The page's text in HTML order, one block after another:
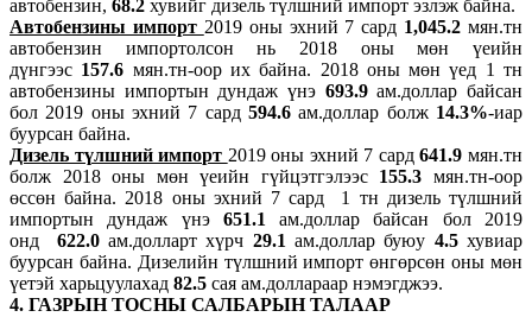
автобензин, 68.2 хувийг дизель түлшний импорт эзлэж байна.
Автобензины импорт 2019 оны эхний 7 сард 1,045.2 мян.тн
автобензин импортолсон нь 2018 оны мөн үеийн
дүнгээс 157.6 мян.тн-оор их байна. 2018 оны мөн үед 1 тн
автобензины импортын дундаж үнэ 693.9ам.доллар байсан
бол 2019 оны эхний 7 сард 594.6ам.доллар болж 14.3%-иар
буурсан байна.
Дизель түлшний импорт 2019 оны эхний 7 сард641.9мян.тн
болж 2018 оны мөн үеийн гүйцэтгэлээс 155.3мян.тн-оор
өссөн байна. 2018 оны эхний 7 сард 1 тн дизель түлшний
импортын дундаж үнэ 651.1ам.доллар байсан бол 2019
онд 622.0ам.долларт хүрч 29.1ам.доллар буюу 4.5хувиар
буурсан байна. Дизелийн түлшний импорт өнгөрсөн оны мөн
үетэй харьцуулахад 82.5 сая ам.доллараар нэмэгджээ.
4. ГАЗРЫН ТОСНЫ САЛБАРЫН ТАЛААР